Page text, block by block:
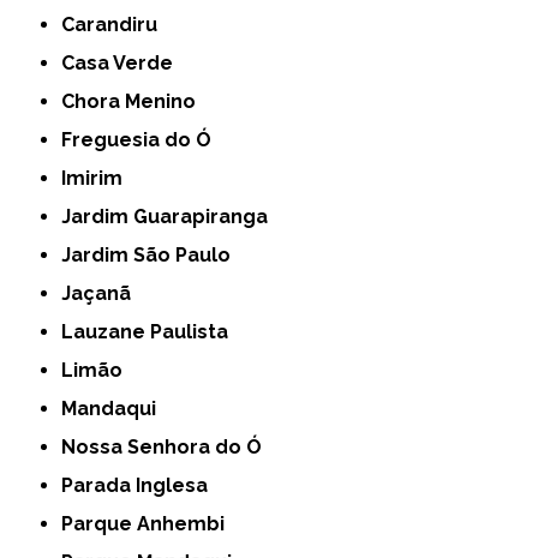
Carandiru
Casa Verde
Chora Menino
Freguesia do Ó
Imirim
Jardim Guarapiranga
Jardim São Paulo
Jaçanã
Lauzane Paulista
Limão
Mandaqui
Nossa Senhora do Ó
Parada Inglesa
Parque Anhembi